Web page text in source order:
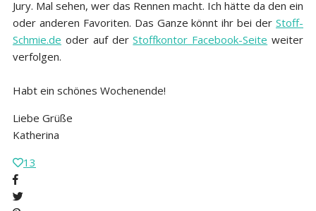
Jury. Mal sehen, wer das Rennen macht. Ich hätte da den ein
oder anderen Favoriten. Das Ganze könnt ihr bei der Stoff-
Schmie.de oder auf derStoffkontor Facebook-Seite weiter
verfolgen.
Habt ein schönes Wochenende!
Liebe Grüße
Katherina
13